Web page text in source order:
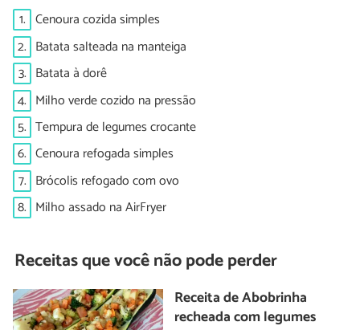
1. Cenoura cozida simples
2. Batata salteada na manteiga
3. Batata à dorê
4. Milho verde cozido na pressão
5. Tempura de legumes crocante
6. Cenoura refogada simples
7. Brócolis refogado com ovo
8. Milho assado na AirFryer
Receitas que você não pode perder
Receita de Abobrinha
recheada com legumes